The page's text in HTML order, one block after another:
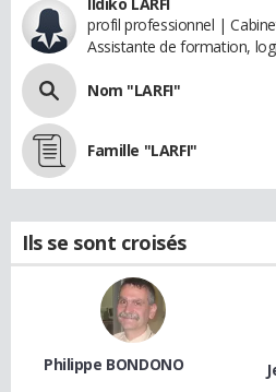
profil professionnel |
Assistante de formation,
Nom "LARFI"
Famille "LARFI"
Ils se sont croisés
Philippe BONDONO